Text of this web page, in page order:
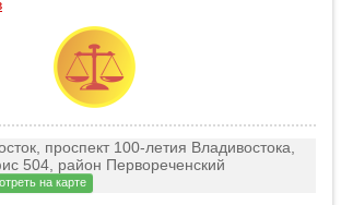
проспект 100-летия Владивостока,
504, район Первореченский
на карте